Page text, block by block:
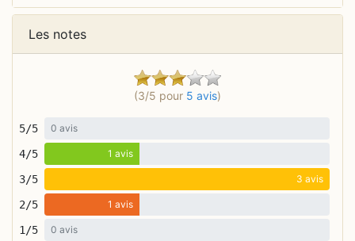
Les notes
(3/5 pour 5 avis)
5/5 0 avis
4/5 1 avis
3/5 3 avis
2/5 1 avis
1/5 0 avis